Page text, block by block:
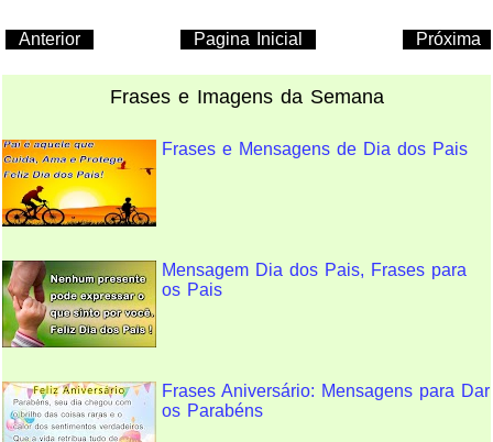
Anterior Próxima
Pagina Inicial
Frases e Imagens da Semana
Frases e Mensagens de Dia dos Pais
Mensagem Dia dos Pais, Frases para
os Pais
Frases Aniversário: Mensagens para Dar
os Parabéns